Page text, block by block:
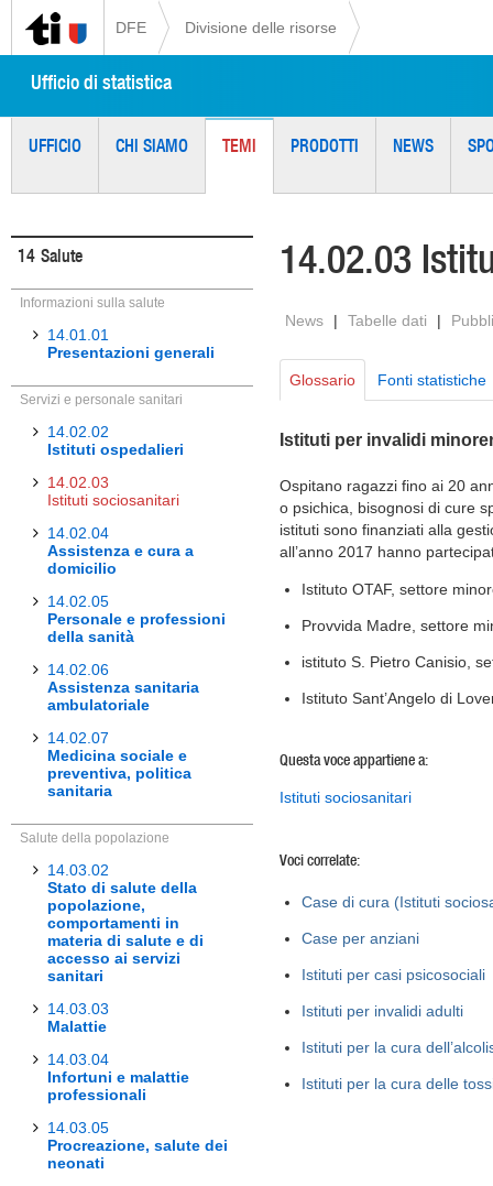
DFE Divisione delle risorse
Ufficio di statistica
UFFICIO CHI SIAMO TEMI PRODOTTI NEWS
14 Salute
Informazioni sulla salute
14.01.01
Presentazioni generali
Servizi e personale sanitari
14.02.02
Istituti ospedalieri
14.02.03
Istituti sociosanitari
14.02.04
Assistenza e cura a
domicilio
14.02.05
Personale e professioni
della sanità
14.02.06
Assistenza sanitaria
ambulatoriale
14.02.07
Medicina sociale e
preventiva, politica
sanitaria
Salute della popolazione
14.03.02
Stato di salute della
popolazione,
comportamenti in
materia di salute e di
accesso ai servizi
sanitari
14.03.03
Malattie
14.03.04
Infortuni e malattie
professionali
14.03.05
Procreazione, salute dei
neonati
14.02.03
News | Tabelle dati |
Glossario Fonti statistiche
Istituti per invalidi
Ospitano ragazzi fino ai 20
o psichica, bisognosi di cure
istituti sono finanziati alla
all’anno 2017 hanno
Istituto OTAF, settore
Provvida Madre, settore
istituto S. Pietro Canisio,
Istituto Sant’Angelo di
Questa voce appartiene a:
Istituti sociosanitari
Voci correlate:
Case di cura (Istituti
Case per anziani
Istituti per casi psicosociali
Istituti per invalidi adulti
Istituti per la cura
Istituti per la cura delle